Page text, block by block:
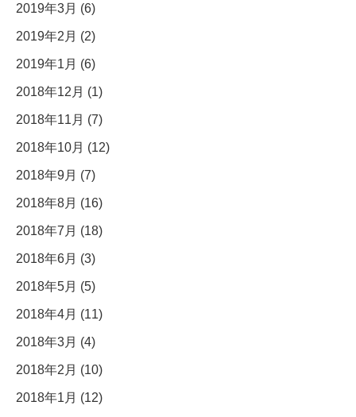
2019年3月 (6)
2019年2月 (2)
2019年1月 (6)
2018年12月 (1)
2018年11月 (7)
2018年10月 (12)
2018年9月 (7)
2018年8月 (16)
2018年7月 (18)
2018年6月 (3)
2018年5月 (5)
2018年4月 (11)
2018年3月 (4)
2018年2月 (10)
2018年1月 (12)